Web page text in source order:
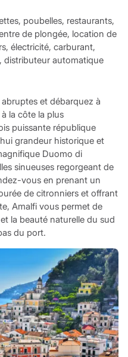
poubelles, restaurants,
de plongée, location de
électricité, carburant,
distributeur automatique
abruptes et débarquez à
la côte la plus
puissante république
grandeur historique et
Duomo di
sinueuses regorgeant de
vous en prenant un
de citronniers et offrant
Amalfi vous permet de
la beauté naturelle du sud
du port.